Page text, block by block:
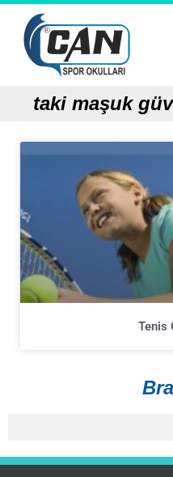
taki maşuk
Tenis